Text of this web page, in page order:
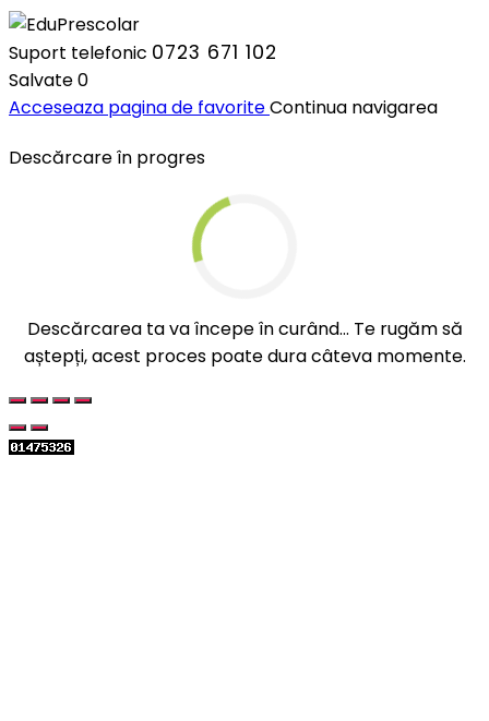
Suport telefonic 0723 671 102
Salvate0
Acceseaza pagina de favoriteContinua navigarea
Descărcare în progres
Descărcarea ta va începe în curând... Te rugăm să
aștepți, acest proces poate dura câteva momente.